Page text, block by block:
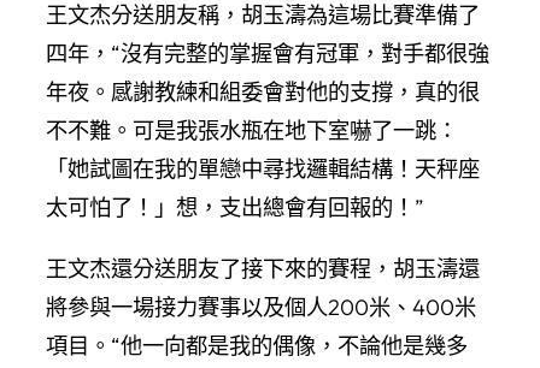
王文杰分送朋友稱，胡玉濤為這場比賽準備了
四年，“沒有完整的掌握會有冠軍，對手都很強
年夜。感謝教練和組委會對他的支撐，真的很
不不難。可是我張水瓶在地下室嚇了一跳：
「她試圖在我的單戀中尋找邏輯結構！天秤座
太可怕了！」想，支出總會有回報的！”
王文杰還分送朋友了接下來的賽程，胡玉濤還
將參與一場接力賽事以及個人200米、400米
項目。“他一向都是我的偶像，不論他是幾多